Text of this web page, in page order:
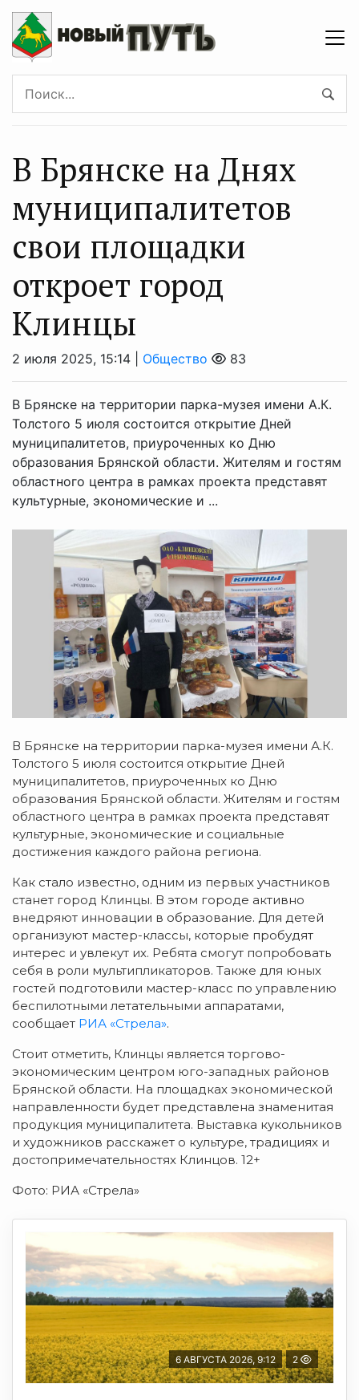
В Брянске на Днях
муниципалитетов
свои площадки
откроет город
Клинцы
2 июля 2025, 15:14 | Общество 83
В Брянске на территории парка-музея имени А.К.
Толстого 5 июля состоится открытие Дней
муниципалитетов, приуроченных ко Дню
образования Брянской области. Жителям и гостям
областного центра в рамках проекта представят
культурные, экономические и ...
В Брянске на территории парка-музея имени А.К.
Толстого 5 июля состоится открытие Дней
муниципалитетов, приуроченных ко Дню
образования Брянской области. Жителям и гостям
областного центра в рамках проекта представят
культурные, экономические и социальные
достижения каждого района региона.
Как стало известно, одним из первых участников
станет город Клинцы. В этом городе активно
внедряют инновации в образование. Для детей
организуют мастер-классы, которые пробудят
интерес и увлекут их. Ребята смогут попробовать
себя в роли мультипликаторов. Также для юных
гостей подготовили мастер-класс по управлению
беспилотными летательными аппаратами,
сообщает РИА «Стрела».
Стоит отметить, Клинцы является торгово-
экономическим центром юго-западных районов
Брянской области. На площадках экономической
направленности будет представлена знаменитая
продукция муниципалитета. Выставка кукольников
и художников расскажет о культуре, традициях и
достопримечательностях Клинцов. 12+
Фото: РИА «Стрела»
6 АВГУСТА 2026, 9:12 2